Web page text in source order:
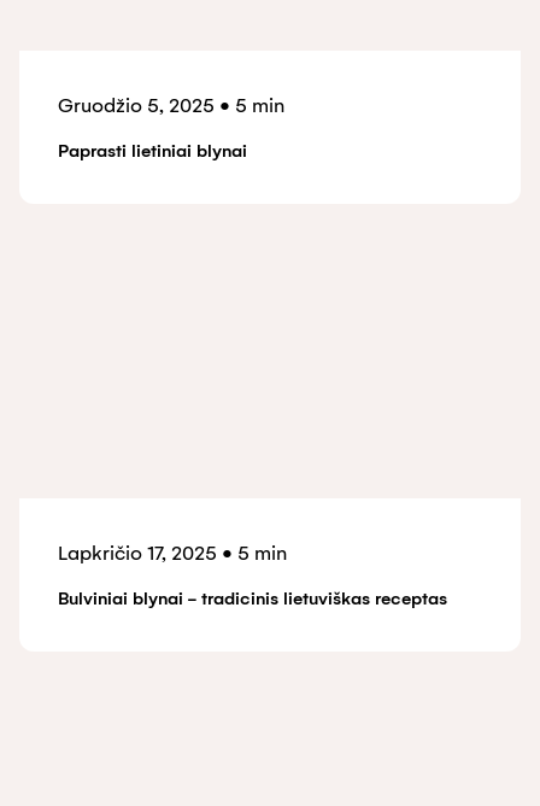
Gruodžio 5, 2025 • 5 min
Paprasti lietiniai blynai
Lapkričio 17, 2025 • 5 min
Bulviniai blynai - tradicinis lietuviškas receptas